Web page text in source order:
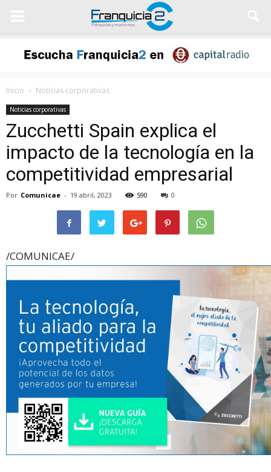
Inicio Noticias corporativas
Noticias corporativas
Zucchetti Spain explica el
impacto de la tecnología en la
competitividad empresarial
Por Comunicae - 19 abril, 2023 590 0
/COMUNICAE/